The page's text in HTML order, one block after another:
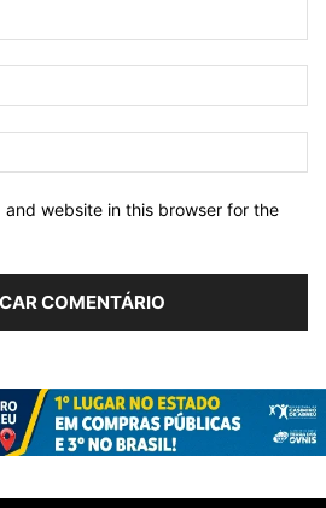
and website in this browser for the